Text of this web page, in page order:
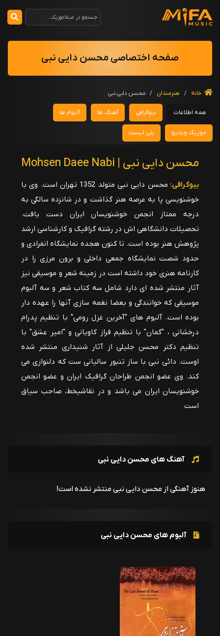
صفحه اختصاصی محسن دایی نبی
خانه / هنرمندان / محسن دایی نبی
همه اطلاعات بیوگرافی آهنگ ها آلبوم ها
موزیک ویدیو پلی لیست
محسن دایی نبی | Mohsen Daee Nabi
بیوگرافی:
محسن دایی نبی متولد 1352 تهران است. وی با
خوشنویسی پا به عرصه هنر گذاشت و در شانزده سالگی به
درجه ممتاز انجمن خوشنویسان ایران دست یافت.
تحصیلات دانشگاهی اش در رشته گرافیک و کارشناسی ارشد
پژوهش هنر بوده است. تا کنون هجده نمایشگاه انفرادی و
حدود شصت نمایشگاه جمعی داخلی و برون مرزی را در
کارنامه هنری خود داشته است در زمینه شعر و موسیقی نیز
آثار منتشر شده ای دارد شامل سه کتاب شعر و سه آلبوم
موسیقی که خوانندگی و بعضا نغمه سازی آنها را عهده دار
بوده است. آلبوم های "آخرین غزل رومی" با تنظیم پدرام
درخشانی ، "گمان" با تنظیم فراز کاویانی و "امیر عشق" با
تنظیم دکتر محسن جلیلی از آثار شنيداری منتشر شده
اوست. دائی نبی با ساز تنبور سالیانی ست که دلنوازی می
کند. وی عضو انجمن طراحان گرافیک ایران و عضو انجمن
خوشنویسان ایران می باشد و در نقاشیخط، صاحب سیاق
است
آهنگ های محسن دایی نبی
هنوز آهنگی از محسن دایی نبی منتشر نشده است!
آلبوم های محسن دایی نبی